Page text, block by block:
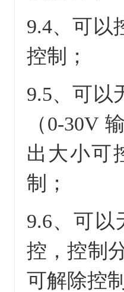
9.4、可以
控制；
9.5、可以
（0-30V
出大小可
制；
9.6、可以
控，控制
可解除控